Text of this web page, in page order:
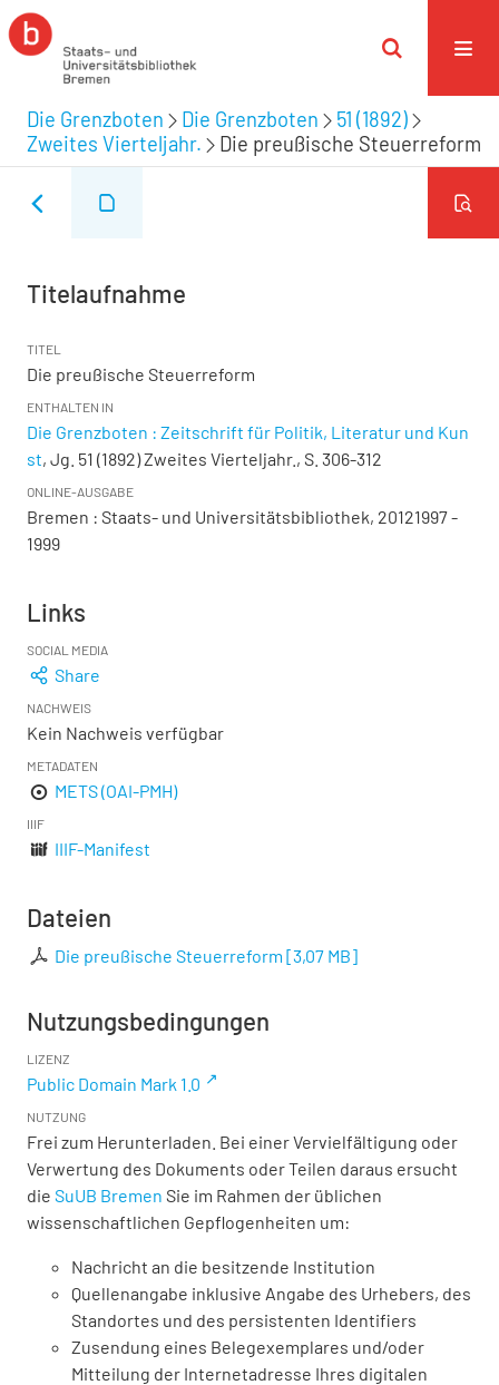
Die Grenzboten Die Grenzboten
51 (1892)
Zweites Vierteljahr.
Die preußische Steuerreform
Titelaufnahme
TITEL
Die preußische Steuerreform
ENTHALTEN IN
Die Grenzboten : Zeitschrift für Politik, Literatur und Kun
st, Jg. 51 (1892) Zweites Vierteljahr., S. 306-312
ONLINE-AUSGABE
Bremen : Staats- und Universitätsbibliothek, 20121997 -
1999
Links
SOCIAL MEDIA
Share
NACHWEIS
Kein Nachweis verfügbar
METADATEN
METS (OAI-PMH)
IIIF
IIIF-Manifest
Dateien
Die preußische Steuerreform [3,07 MB]
Nutzungsbedingungen
LIZENZ
Public Domain Mark 1.0
NUTZUNG
Frei zum Herunterladen. Bei einer Vervielfältigung oder
Verwertung des Dokuments oder Teilen daraus ersucht
die SuUB Bremen Sie im Rahmen der üblichen
wissenschaftlichen Gepflogenheiten um:
Nachricht an die besitzende Institution
Quellenangabe inklusive Angabe des Urhebers, des
Standortes und des persistenten Identifiers
Zusendung eines Belegexemplares und/oder
Mitteilung der Internetadresse Ihres digitalen